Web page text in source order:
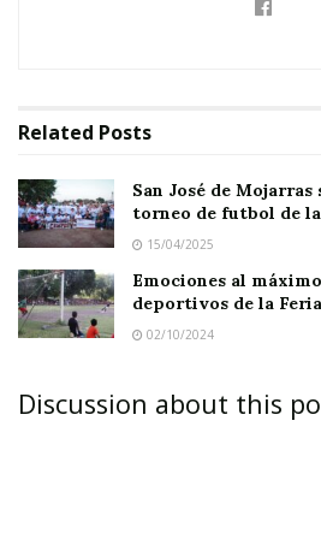
pesada toda vez que el
desde que Jorge Tavarez –el
total, al grado de recibir
primeros 6 minutos.
Related Posts
San José de
torneo de futbol de
15/04/2025
Emociones al
deportivos de la
02/10/2024
Discussion about this